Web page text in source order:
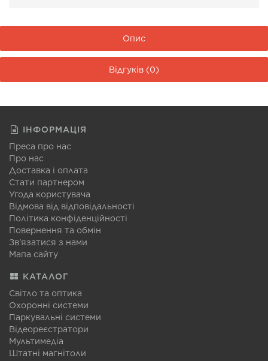
Опис
Відгуків (0)
ІНФОРМАЦІЯ
Преса про нас
Про нас
Доставка і оплата
Стати партнером
Угода користувача
Відмова від відповідальності
Політика конфіденційності
Повернення та обмін
Зв'язатися з нами
Мапа сайту
КАТАЛОГ
Світло та оптика
Охоронні системи
Паркувальні системи
Відеореєстратори
Мультимедіа
Штатні магнітоли